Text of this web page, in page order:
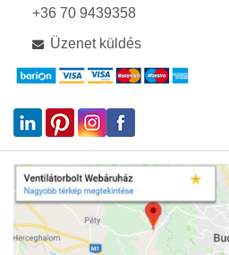
+36 70 9439358
Üzenet küldés